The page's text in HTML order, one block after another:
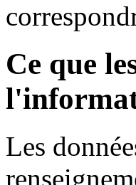
Ce que
Les